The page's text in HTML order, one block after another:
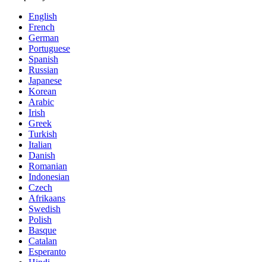
English
French
German
Portuguese
Spanish
Russian
Japanese
Korean
Arabic
Irish
Greek
Turkish
Italian
Danish
Romanian
Indonesian
Czech
Afrikaans
Swedish
Polish
Basque
Catalan
Esperanto